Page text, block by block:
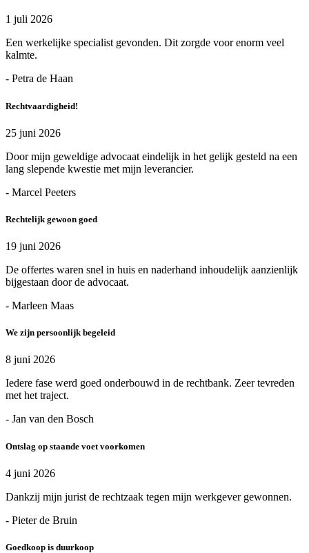
1 juli 2026
Een werkelijke specialist gevonden. Dit zorgde voor enorm veel
kalmte.
- Petra de Haan
Rechtvaardigheid!
25 juni 2026
Door mijn geweldige advocaat eindelijk in het gelijk gesteld na een
lang slepende kwestie met mijn leverancier.
- Marcel Peeters
Rechtelijk gewoon goed
19 juni 2026
De offertes waren snel in huis en naderhand inhoudelijk aanzienlijk
bijgestaan door de advocaat.
- Marleen Maas
We zijn persoonlijk begeleid
8 juni 2026
Iedere fase werd goed onderbouwd in de rechtbank. Zeer tevreden
met het traject.
- Jan van den Bosch
Ontslag op staande voet voorkomen
4 juni 2026
Dankzij mijn jurist de rechtzaak tegen mijn werkgever gewonnen.
- Pieter de Bruin
Goedkoop is duurkoop